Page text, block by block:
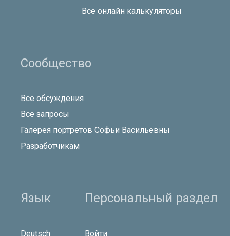
Все онлайн калькуляторы
Сообщество
Все обсуждения
Все запросы
Галерея портретов Софьи Васильевны
Разработчикам
Язык
Deutsch
Персональный раздел
Войти